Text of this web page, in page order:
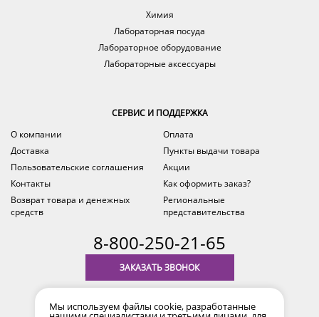
Химия
Лабораторная посуда
Лабораторное оборудование
Лабораторные аксессуары
СЕРВИС И ПОДДЕРЖКА
О компании
Оплата
Доставка
Пункты выдачи товара
Пользовательские соглашения
Акции
Контакты
Как оформить заказ?
Возврат товара и денежных
средств
Региональные
представительства
8-800-250-21-65
ЗАКАЗАТЬ ЗВОНОК
время по Уфе (MSK+2)
Мы используем файлы cookie, разработанные